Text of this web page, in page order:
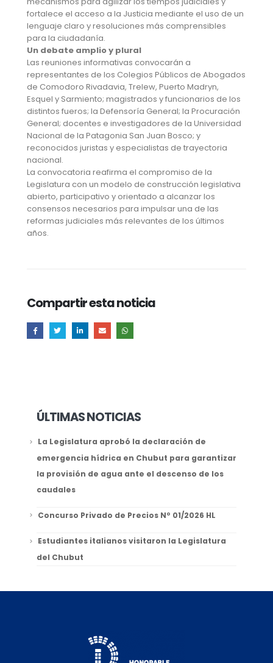
fortalece el acceso a la Justicia mediante el uso de un
lenguaje claro y resoluciones más comprensibles
para la ciudadanía.
Un debate amplio y plural
Las reuniones informativas convocarán a
representantes de los Colegios Públicos de Abogados
de Comodoro Rivadavia, Trelew, Puerto Madryn,
Esquel y Sarmiento; magistrados y funcionarios de los
distintos fueros; la Defensoría General; la Procuración
General; docentes e investigadores de la Universidad
Nacional de la Patagonia San Juan Bosco; y
reconocidos juristas y especialistas de trayectoria
nacional.
La convocatoria reafirma el compromiso de la
Legislatura con un modelo de construcción legislativa
abierto, participativo y orientado a alcanzar los
consensos necesarios para impulsar una de las
reformas judiciales más relevantes de los últimos
años.
Compartir esta noticia
ÚLTIMAS NOTICIAS
La Legislatura aprobó la declaración de
emergencia hídrica en Chubut para garantizar
la provisión de agua ante el descenso de los
caudales
Concurso Privado de Precios Nº 01/2026 HL
Estudiantes italianos visitaron la Legislatura
del Chubut